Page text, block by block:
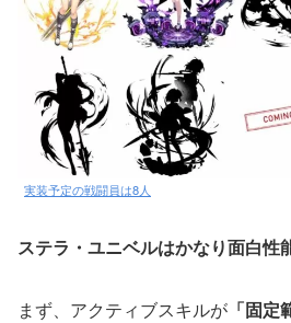
実装予定の戦闘員は8人
ステラ・ユニベルはかなり面白性
まず、アクティブスキルが 「固定